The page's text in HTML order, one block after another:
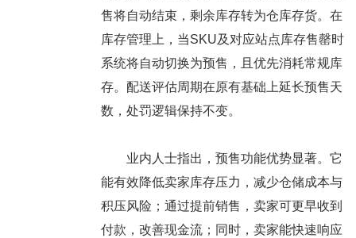
售将自动结束，剩余库存转为仓库存货。在
库存管理上，当SKU及对应站点库存售罄时
系统将自动切换为预售，且优先消耗常规库
存。配送评估周期在原有基础上延长预售天
数，处罚逻辑保持不变。
业内人士指出，预售功能优势显著。它
能有效降低卖家库存压力，减少仓储成本与
积压风险；通过提前销售，卖家可更早收到
付款，改善现金流；同时，卖家能快速响应